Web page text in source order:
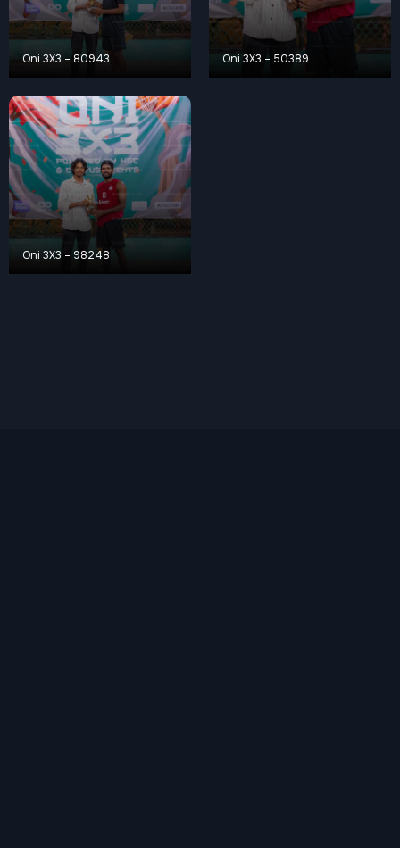
Oni 3X3 – 80943 Oni 3X3 – 50389
Oni 3X3 – 98248